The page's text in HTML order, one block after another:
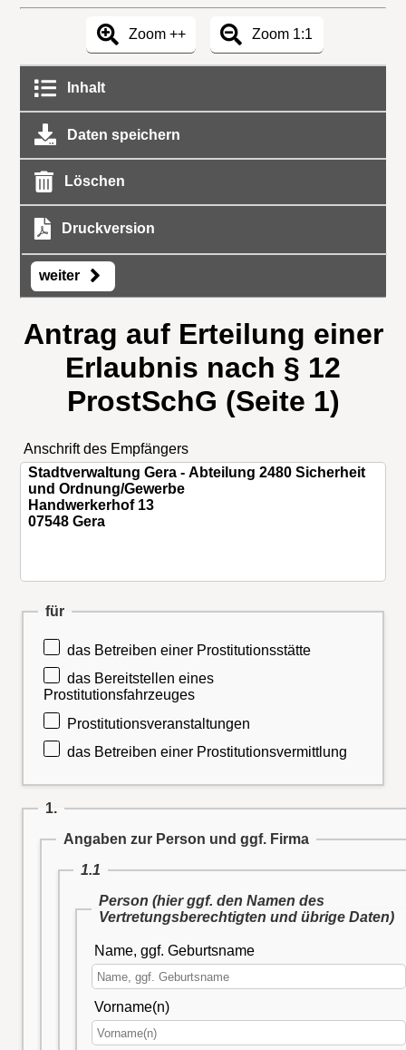
Zoom ++ Zoom 1:1
Inhalt
Daten speichern
Löschen
Druckversion
weiter
Antrag auf Erteilung einer
Erlaubnis nach § 12
ProstSchG (Seite 1)
Anschrift des Empfängers
für
das Betreiben einer Prostitutionsstätte
das Bereitstellen eines
Prostitutionsfahrzeuges
Prostitutionsveranstaltungen
das Betreiben einer Prostitutionsvermittlung
1.
Angaben zur Person und ggf. Firma
1.1
Person (hier ggf. den Namen des
Vertretungsberechtigten und übrige Daten)
Name, ggf. Geburtsname
Vorname(n)